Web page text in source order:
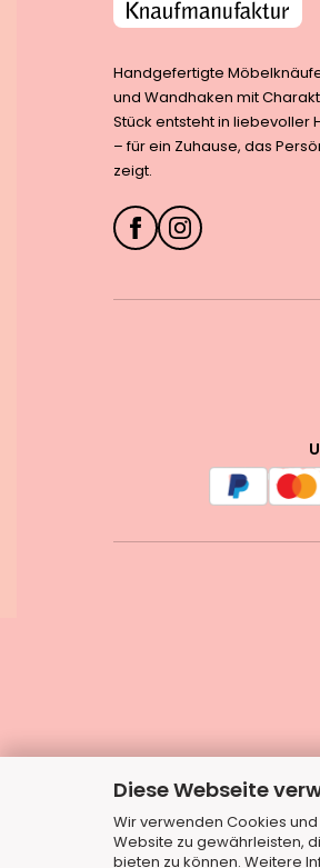
Diese Webseite
Wir verwenden Cookies
Website zu gewährleisten,
bieten zu können. Weitere
Handgefertigte
und Wandhaken mit
Stück entsteht in liebevoller
– für ein Zuhause, das
zeigt.